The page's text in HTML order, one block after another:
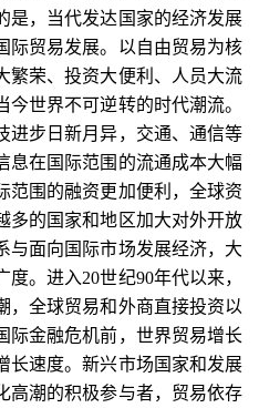
是，当代发达国家的经济发展
际贸易发展。以自由贸易为核
繁荣、投资大便利、人员大流
世界不可逆转的时代潮流。
进步日新月异，交通、通信等
息在国际范围的流通成本大幅
范围的融资更加便利，全球资
多的国家和地区加大对外开放
与面向国际市场发展经济，大
。进入20世纪90年代以来，
，全球贸易和外商直接投资以
际金融危机前，世界贸易增长
长速度。新兴市场国家和发展
高潮的积极参与者，贸易依存